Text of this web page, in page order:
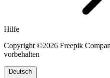
Hilfe
Copyright ©2026 Freepik
vorbehalten
Deutsch